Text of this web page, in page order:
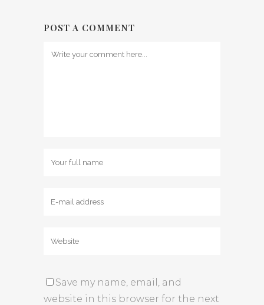
POST A COMMENT
Save my name, email, and
website in this browser for the next